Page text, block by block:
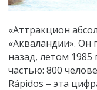
«Аттракцион
«Акваландии». Он
назад, летом
частью: 800
Rápidos – эта